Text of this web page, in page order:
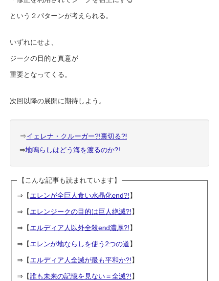
という２パターンが考えられる。
いずれにせよ、
ジークの目的と真意が
重要となってくる。
次回以降の展開に期待しよう。
⇒イェレナ・クルーガー?!裏切る?!
⇒地鳴らしはどう海を渡るのか?!
【こんな記事も読まれています】
⇒【エレンが全巨人食い水晶化end?!】
⇒【エレンジークの目的は巨人絶滅?!】
⇒【エルディア人以外全殺end濃厚?!】
⇒【エレンが地ならしを使う2つの道】
⇒【エルディア人全滅が最も平和か?!】
⇒【誰も未来の記憶を見ない＝全滅?!】